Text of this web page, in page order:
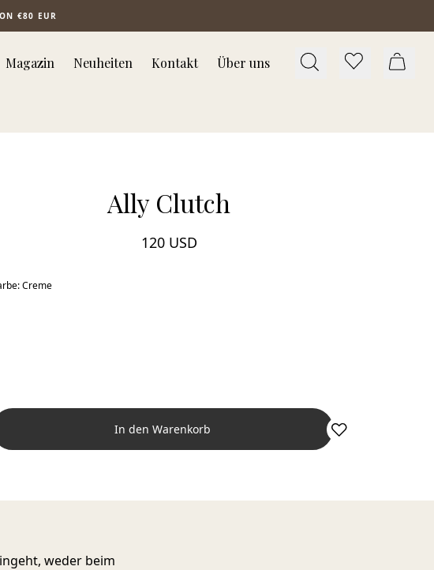
€80 EUR
Magazin Neuheiten Kontakt Über uns
Ally Clutch
120 USD
:Creme
In den Warenkorb
weder beim